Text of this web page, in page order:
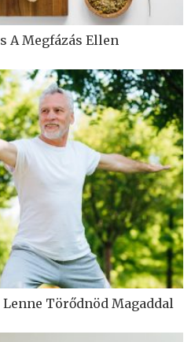
A Megfázás Ellen
Törődnöd Magaddal